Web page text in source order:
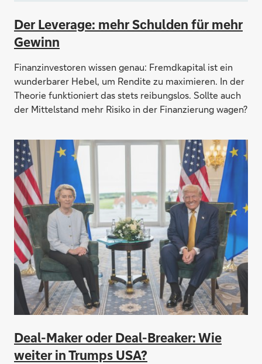
Der Leverage: mehr Schulden für mehr
Gewinn
Finanzinvestoren wissen genau: Fremdkapital ist ein
wunderbarer Hebel, um Rendite zu maximieren. In der
Theorie funktioniert das stets reibungslos. Sollte auch
der Mittelstand mehr Risiko in der Finanzierung wagen?
Deal-Maker oder Deal-Breaker: Wie
weiter in Trumps USA?